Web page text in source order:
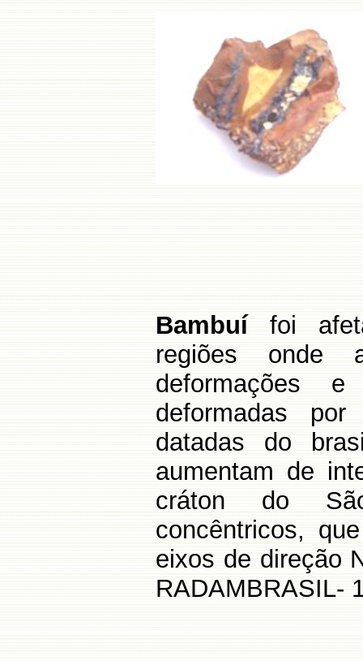
Bambuí foi
regiões onde
deformações
deformadas por
datadas do
aumentam de
cráton do
concêntricos,
eixos de direção
RADAMBRASIL-